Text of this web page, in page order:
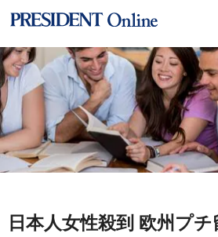
日本人女性殺到 欧州プチ